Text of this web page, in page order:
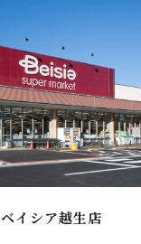
ベイシア越生店